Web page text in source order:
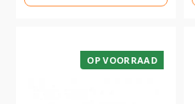
OP VOORRAAD